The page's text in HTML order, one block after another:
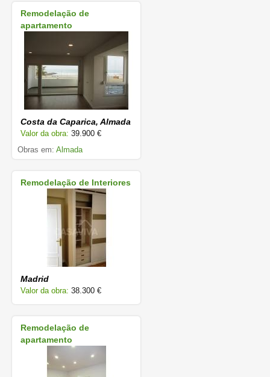
Remodelação de
apartamento
Costa da Caparica, Almada
Valor da obra: 39.900 €
Obras em: Almada
Remodelação de Interiores
Madrid
Valor da obra: 38.300 €
Remodelação de
apartamento